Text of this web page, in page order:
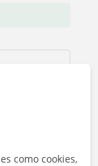
como cookies,